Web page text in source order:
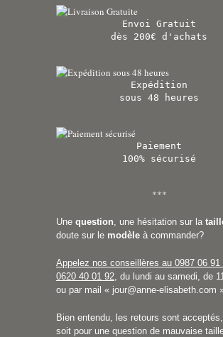
Envoi Gratuit
dès 200€ d'achats
Expédition
sous 48 heures
Paiement
100% sécurisé
***
Une question , une hésitation sur la
doute sur le modèle à commander?
Appelez nos conseillères au 0987 06 91
0620 40 01 92 , du lundi au samedi, de
ou par mail « jour@anne-elisabeth.com
Bien entendu, les retours sont
soit pour une question de mauvaise